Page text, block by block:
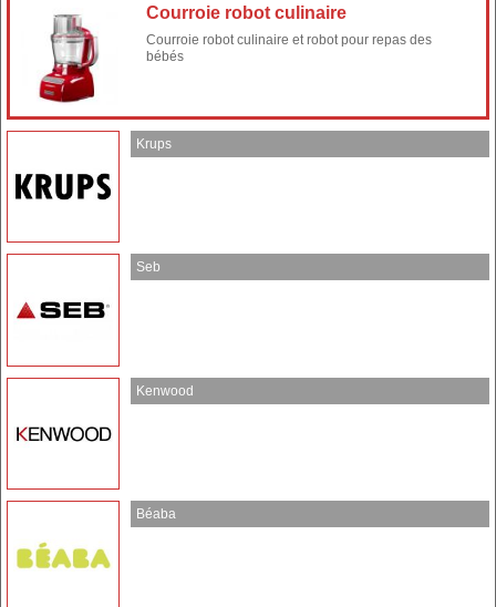
Courroie robot culinaire
Courroie robot culinaire et robot pour repas des
bébés
Krups
Seb
Kenwood
Béaba